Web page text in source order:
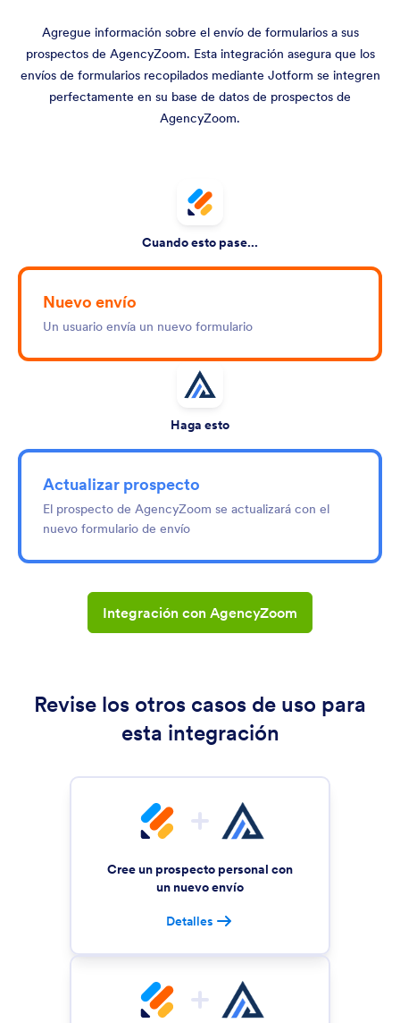
Agregue información sobre el envío de formularios a sus
prospectos de AgencyZoom. Esta integración asegura que los
envíos de formularios recopilados mediante Jotform se integren
perfectamente en su base de datos de prospectos de
AgencyZoom.
Cuando esto pase...
Nuevo envío
Un usuario envía un nuevo formulario
Haga esto
Actualizar prospecto
El prospecto de AgencyZoom se actualizará con el
nuevo formulario de envío
Integración con AgencyZoom
Revise los otros casos de uso para
esta integración
Cree un prospecto personal con
un nuevo envío
Detalles